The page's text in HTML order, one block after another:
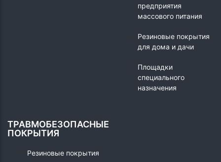
предприятия
массового питания
Резиновые покрытия
для дома и дачи
Площадки
специального
назначения
ТРАВМОБЕЗОПАСНЫЕ
ПОКРЫТИЯ
Резиновые покрытия